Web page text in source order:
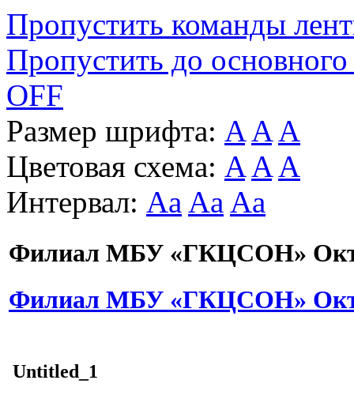
Пропустить команды
Пропустить до основного
OFF
Размер шрифта: A A A
Цветовая схема: A A A
Интервал: Aa Aa Aa
Филиал МБУ «ГКЦСОН»
Филиал МБУ «ГКЦСОН»
Untitled_1